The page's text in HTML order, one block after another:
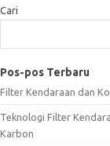
Cari
Pos-pos Terbaru
Filter Kendaraan dan
Teknologi Filter
Karbon